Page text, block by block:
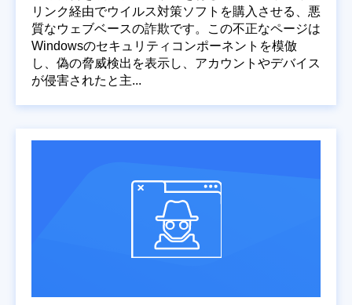
リンク経由でウイルス対策ソフトを購入させる、悪
質なウェブベースの詐欺です。この不正なページは
Windowsのセキュリティコンポーネントを模倣
し、偽の脅威検出を表示し、アカウントやデバイス
が侵害されたと主...